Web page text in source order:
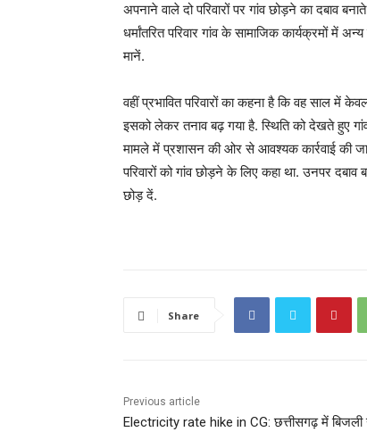
अपनाने वाले दो परिवारों पर गांव छोड़ने का दबाव
धर्मांतरित परिवार गांव के सामाजिक कार्यक्रमों में
मानें.
वहीं प्रभावित परिवारों का कहना है कि वह साल में
इसको लेकर तनाव बढ़ गया है. स्थिति को देखते हुए
मामले में प्रशासन की ओर से आवश्यक कार्रवाई की जा
परिवारों को गांव छोड़ने के लिए कहा था. उनपर दबाव
छोड़ दें.
Share
Previous article
Electricity rate hike in CG: छत्तीसगढ़ में बिजली